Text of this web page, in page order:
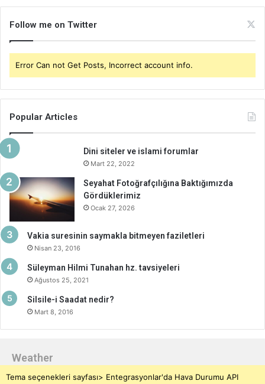
Follow me on Twitter
Error Can not Get Posts, Incorrect account info.
Popular Articles
Dini siteler ve islami forumlar
Mart 22, 2022
Seyahat Fotoğrafçılığına Baktığımızda
Gördüklerimiz
Ocak 27, 2026
Vakia suresinin saymakla bitmeyen faziletleri
Nisan 23, 2016
Süleyman Hilmi Tunahan hz. tavsiyeleri
Ağustos 25, 2021
Silsile-i Saadat nedir?
Mart 8, 2016
Weather
Tema seçenekleri sayfası> Entegrasyonlar'da Hava Durumu API